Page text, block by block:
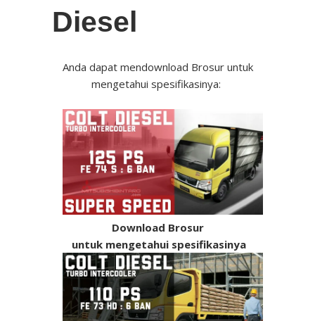
07 Mar 2021
undefined
Xpander Cross
10 Aug 2017
undefined
Mitsubishi
Xpander
25 Oct 2025
undefined
Destinator
Diesel
Anda dapat mendownload Brosur untuk
mengetahui spesifikasinya:
Download Brosur
untuk mengetahui spesifikasinya